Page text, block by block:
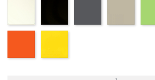
Blanc